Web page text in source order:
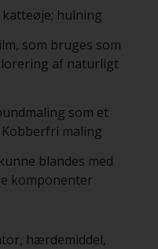
hulning
som bruges som
af naturligt
som et
maling
blandes med
komponenter
hærdemiddel,